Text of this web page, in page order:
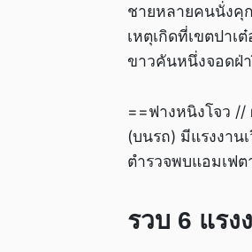
ชายหลายคนนั่งคุ
เหตุเกิดที่เขตปาเ
ขาวคันหนึ่งจอดฝ่
==ฟางหนิงโจว //
(บนรถ) มีแรงงา
ตำรวจพบแอมเฟ
รวบ 6 แร